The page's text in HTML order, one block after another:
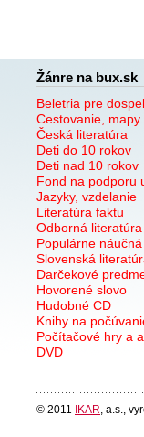
Žánre na bux.sk
Beletria pre
Cestovanie, mapy
Česká literatúra
Deti do 10 rokov
Deti nad 10 rokov
Fond na podporu
Jazyky, vzdelanie
Literatúra faktu
Odborná literatúra
Populárne
Slovenská
Darčekové
Hovorené slovo
Hudobné CD
Knihy na
Počítačové hry a
DVD
© 2011 IKAR , a.s.,